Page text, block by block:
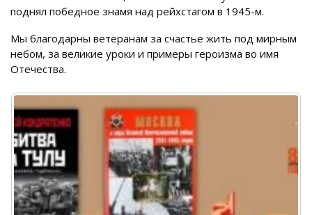
поднял победное знамя над рейхстагом в 1945-м.
Мы благодарны ветеранам за счастье жить под мирным
небом, за великие уроки и примеры героизма во имя
Отечества.